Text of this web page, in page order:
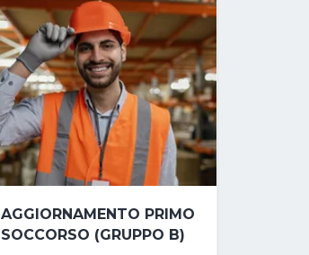
AGGIORNAMENTO PRIMO
SOCCORSO (GRUPPO B)